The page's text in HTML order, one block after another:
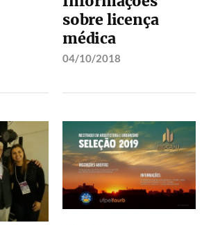
sobre licença
médica
04/10/2018